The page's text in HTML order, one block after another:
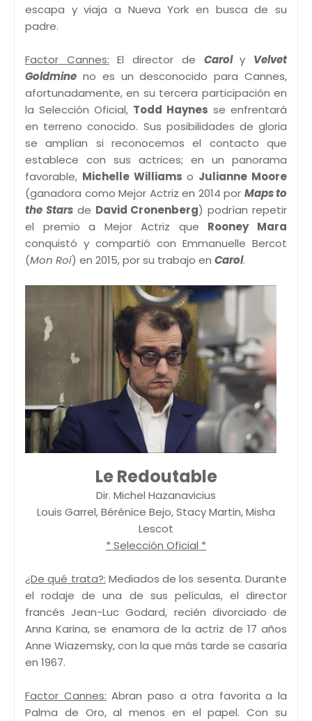
escapa y viaja a Nueva York en busca de su
padre.
Factor Cannes: El director de Caroly Velvet
Goldmine no es un desconocido para Cannes,
afortunadamente, en su tercera participación en
la Selección Oficial, Todd Haynes se enfrentará
en terreno conocido. Sus posibilidades de gloria
se amplían si reconocemos el contacto que
establece con sus actrices; en un panorama
favorable, Michelle Williams o Julianne Moore
(ganadora como Mejor Actriz en 2014 por Maps to
the Starsde David Cronenberg) podrían repetir
el premio a Mejor Actriz que Rooney Mara
conquistó y compartió con Emmanuelle Bercot
(Mon Roi) en 2015, por su trabajo en Carol.
Le Redoutable
Dir. Michel Hazanavicius
Louis Garrel, Bérénice Bejo, Stacy Martin, Misha
Lescot
* Selección Oficial *
¿De qué trata?: Mediados de los sesenta. Durante
el rodaje de una de sus películas, el director
francés Jean-Luc Godard, recién divorciado de
Anna Karina, se enamora de la actriz de 17 años
Anne Wiazemsky, con la que más tarde se casaría
en 1967.
Factor Cannes: Abran paso a otra favorita a la
Palma de Oro, al menos en el papel. Con su